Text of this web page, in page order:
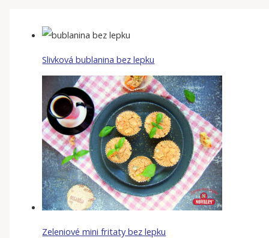
Slivková bublanina bez lepku
Zeleniové mini fritaty bez lepku